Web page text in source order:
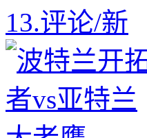
13.评论/新